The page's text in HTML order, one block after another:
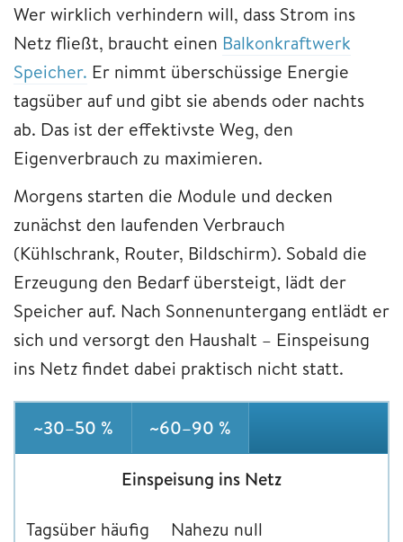
Wer wirklich verhindern will, dass Strom ins
Netz fließt, braucht einen Balkonkraftwerk
Speicher. Er nimmt überschüssige Energie
tagsüber auf und gibt sie abends oder nachts
ab. Das ist der effektivste Weg, den
Eigenverbrauch zu maximieren.
Morgens starten die Module und decken
zunächst den laufenden Verbrauch
(Kühlschrank, Router, Bildschirm). Sobald die
Erzeugung den Bedarf übersteigt, lädt der
Speicher auf. Nach Sonnenuntergang entlädt er
sich und versorgt den Haushalt – Einspeisung
ins Netz findet dabei praktisch nicht statt.
~30–50 % ~60–90 %
Einspeisung ins Netz
Tagsüber häufig Nahezu null